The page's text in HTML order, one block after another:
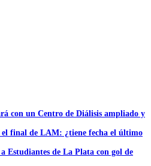
con un Centro de Diálisis ampliado y
final de LAM: ¿tiene fecha el último
Estudiantes de La Plata con gol de